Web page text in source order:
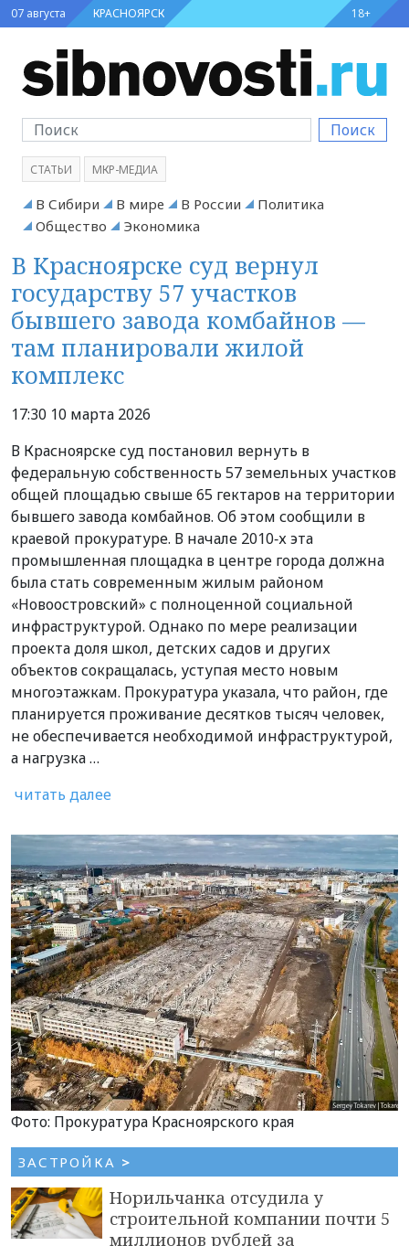
07 августа КРАСНОЯРСК 18+
Поиск
СТАТЬИ МКР-МЕДИА
В Сибири В мире В России
Политика
Общество
Экономика
В Красноярске суд вернул
государству 57 участков
бывшего завода комбайнов —
там планировали жилой
комплекс
17:30 10 марта 2026
В Красноярске суд постановил вернуть в
федеральную собственность 57 земельных участков
общей площадью свыше 65 гектаров на территории
бывшего завода комбайнов. Об этом сообщили в
краевой прокуратуре. В начале 2010‑х эта
промышленная площадка в центре города должна
была стать современным жилым районом
«Новоостровский» с полноценной социальной
инфраструктурой. Однако по мере реализации
проекта доля школ, детских садов и других
объектов сокращалась, уступая место новым
многоэтажкам. Прокуратура указала, что район, где
планируется проживание десятков тысяч человек,
не обеспечивается необходимой инфраструктурой,
а нагрузка …
читать далее
Фото: Прокуратура Красноярского края
ЗАСТРОЙКА >
Норильчанка отсудила у
строительной компании почти 5
миллионов рублей за